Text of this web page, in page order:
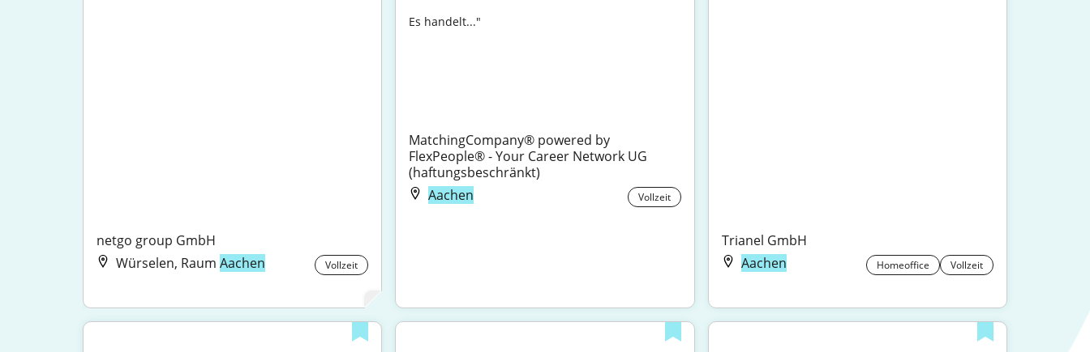
netgo group GmbH
Würselen, Raum Aachen Vollzeit
Es handelt..."
MatchingCompany® powered by
FlexPeople® - Your Career Network UG
(haftungsbeschränkt)
Aachen
Vollzeit
Trianel GmbH
Aachen
Homeoffice Vollzeit